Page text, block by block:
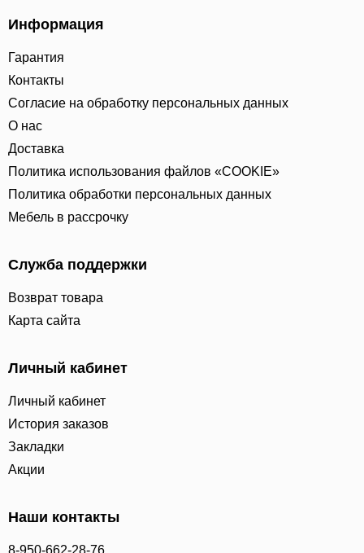
Информация
Гарантия
Контакты
Согласие на обработку персональных данных
О нас
Доставка
Политика использования файлов «COOKIE»
Политика обработки персональных данных
Мебель в рассрочку
Служба поддержки
Возврат товара
Карта сайта
Личный кабинет
Личный кабинет
История заказов
Закладки
Акции
Наши контакты
8-950-662-28-76